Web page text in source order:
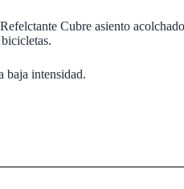
Cubre asiento
baja intensidad.